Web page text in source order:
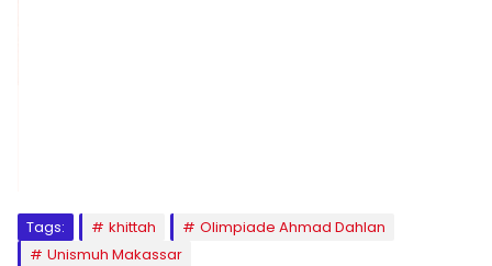
Tags: khittah
Olimpiade Ahmad Dahlan
Unismuh Makassar